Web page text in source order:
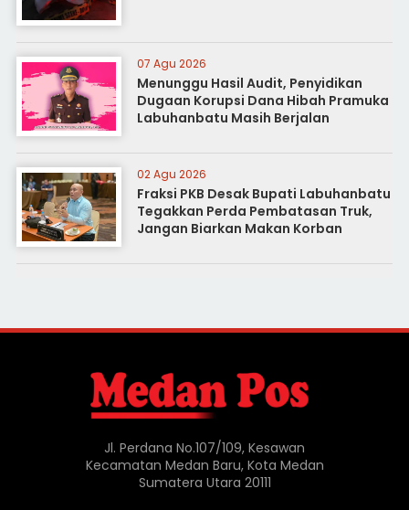
07 Agu 2026
Menunggu Hasil Audit, Penyidikan
Dugaan Korupsi Dana Hibah Pramuka
Labuhanbatu Masih Berjalan
02 Agu 2026
Fraksi PKB Desak Bupati Labuhanbatu
Tegakkan Perda Pembatasan Truk,
Jangan Biarkan Makan Korban
Jl. Perdana No.107/109, Kesawan
Kecamatan Medan Baru, Kota Medan
Sumatera Utara 20111